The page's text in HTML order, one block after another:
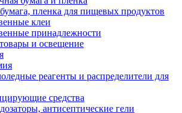
пленка для пищевых продуктов
клеи
принадлежности
и освещение
реагенты и распределители для
средства
антисептические гели